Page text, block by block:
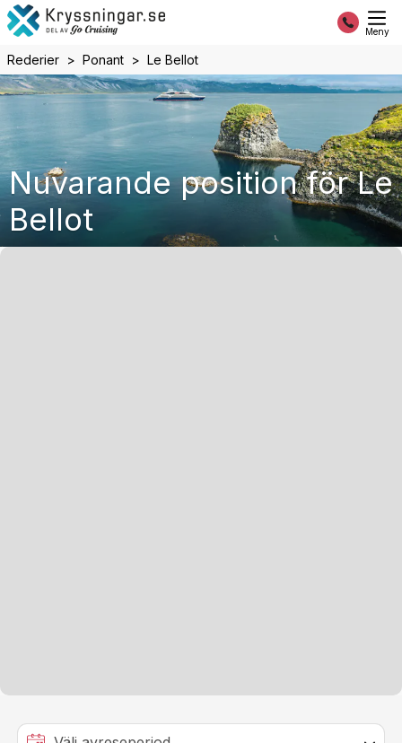
Meny
Rederier Ponant Le Bellot
Nuvarande position för Le
Bellot